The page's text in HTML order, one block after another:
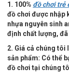
1. 100% đồ chơi trẻ
đồ chơi được nhập
nhựa nguyên sinh
định chất lượng,
2. Giá cả chúng tôi
sản phẩm: Có thể
đồ chơi tại chúng